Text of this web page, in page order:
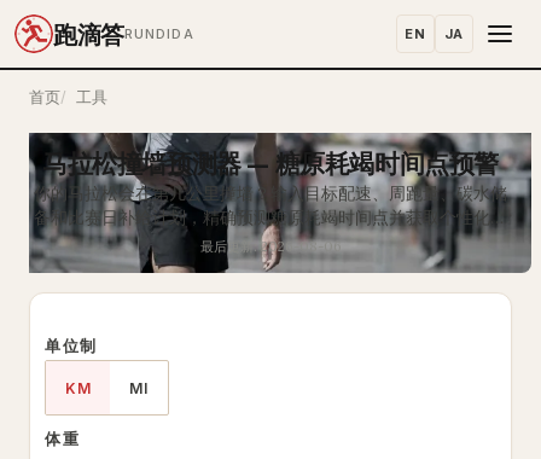
跑滴答RUNDIDA EN JA
首页 工具
马拉松撞墙预测器 — 糖原耗竭时间点预警
你的马拉松会在第几公里撞墙？输入目标配速、周跑量、碳水储
备和比赛日补给计划，精确预测糖原耗竭时间点并获取个性化防
撞墙策略。
最后更新: 2026-08-06
单位制
KM MI
体重